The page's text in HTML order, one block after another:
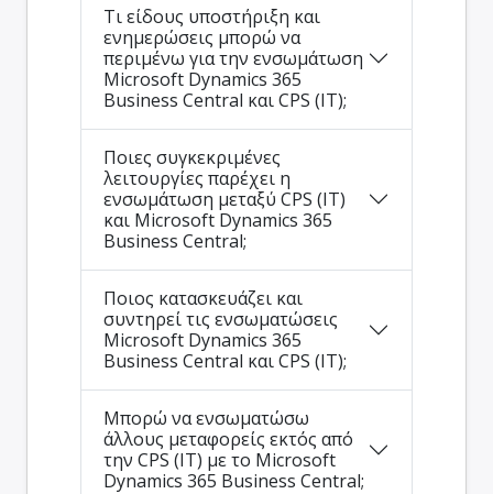
Τι είδους υποστήριξη και
ενημερώσεις μπορώ να
περιμένω για την ενσωμάτωση
Microsoft Dynamics 365
Business Central και CPS (IT);
Ποιες συγκεκριμένες
λειτουργίες παρέχει η
ενσωμάτωση μεταξύ CPS (IT)
και Microsoft Dynamics 365
Business Central;
Ποιος κατασκευάζει και
συντηρεί τις ενσωματώσεις
Microsoft Dynamics 365
Business Central και CPS (IT);
Μπορώ να ενσωματώσω
άλλους μεταφορείς εκτός από
την CPS (IT) με το Microsoft
Dynamics 365 Business Central;